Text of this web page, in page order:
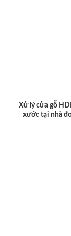
Xử lý cửa gỗ
xước tại nhà